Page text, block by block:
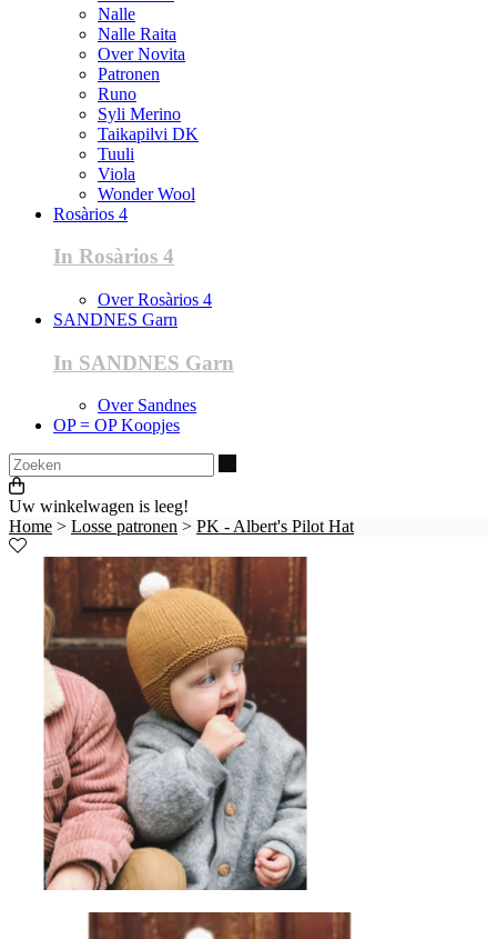
Nalle
Nalle Raita
Over Novita
Patronen
Runo
Syli Merino
Taikapilvi DK
Tuuli
Viola
Wonder Wool
Rosàrios 4
In Rosàrios 4
Over Rosàrios 4
SANDNES Garn
In SANDNES Garn
Over Sandnes
OP = OP Koopjes
Uw winkelwagen is leeg!
Home > Losse patronen > PK - Albert's Pilot Hat